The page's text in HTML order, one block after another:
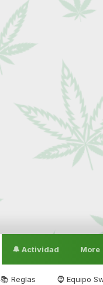
📚 Reglas 🧔 Equipo
🔔 Actividad More